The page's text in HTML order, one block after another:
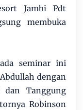
Jambi Pdt
membuka
seminar ini
dengan
Tanggung
Robinson